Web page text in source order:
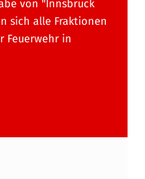
von "Innsbruck
sich alle Fraktionen
Feuerwehr in